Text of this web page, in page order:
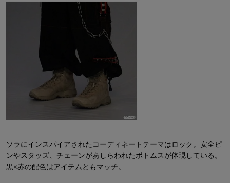
ソラにインスパイアされたコーディネートテーマはロック。安全ピ
ンやスタッズ、チェーンがあしらわれたボトムスが体現している。
黒×赤の配色はアイテムともマッチ。